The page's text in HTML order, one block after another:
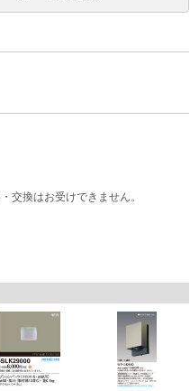
交換はお受けできません。